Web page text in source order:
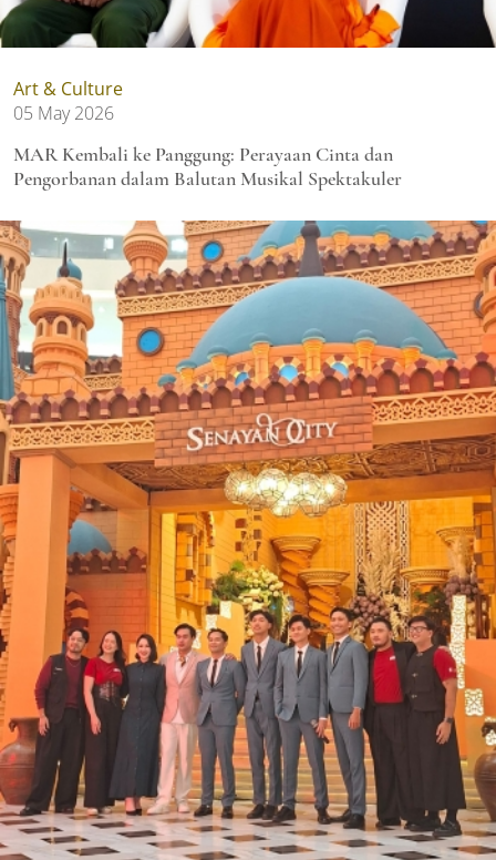
Art & Culture
05 May 2026
MAR Kembali ke Panggung: Perayaan Cinta dan
Pengorbanan dalam Balutan Musikal Spektakuler